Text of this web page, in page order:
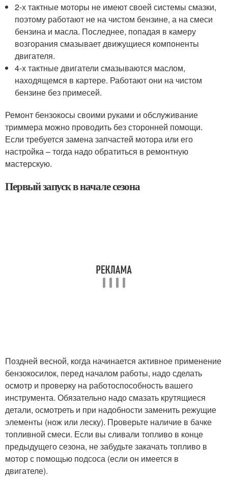
2-х тактные моторы не имеют своей системы смазки,
поэтому работают не на чистом бензине, а на смеси
бензина и масла. Последнее, попадая в камеру
возгорания смазывает движущиеся компоненты
двигателя.
4-х тактные двигатели смазываются маслом,
находящемся в картере. Работают они на чистом
бензине без примесей.
Ремонт бензокосы своими руками и обслуживание
триммера можно проводить без сторонней помощи.
Если требуется замена запчастей мотора или его
настройка – тогда надо обратиться в ремонтную
мастерскую.
Первый запуск в начале сезона
Поздней весной, когда начинается активное применение
бензокосилок, перед началом работы, надо сделать
осмотр и проверку на работоспособность вашего
инструмента. Обязательно надо смазать крутящиеся
детали, осмотреть и при надобности заменить режущие
элементы (нож или леску). Проверьте наличие в бачке
топливной смеси. Если вы сливали топливо в конце
предыдущего сезона, не забудьте закачать топливо в
мотор с помощью подсоса (если он имеется в
двигателе).